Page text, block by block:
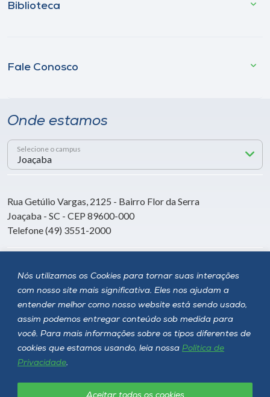
Nós utilizamos os Cookies para tornar suas interações
com nosso site mais significativa. Eles nos ajudam a
entender melhor como nosso website está sendo usado,
assim podemos entregar conteúdo sob medida para
você. Para mais informações sobre os tipos diferentes de
cookies que estamos usando, leia nossa Política de
Privacidade.
Aceitar todos os cookies
Biblioteca
Fale Conosco
Onde estamos
Selecione o campus
Rua Getúlio Vargas, 2125 - Bairro Flor da Serra
Joaçaba - SC - CEP 89600-000
Telefone (49) 3551-2000
Siga a Unoesc